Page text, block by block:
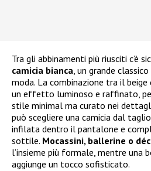
Tra gli abbinamenti più riusciti c’è
camicia bianca, un grande
moda. La combinazione tra il
un effetto luminoso e raffinato,
stile minimal ma curato nei
può scegliere una camicia dal
infilata dentro il pantalone e
sottile. Mocassini, ballerine o
l’insieme più formale, mentre una
aggiunge un tocco sofisticato.